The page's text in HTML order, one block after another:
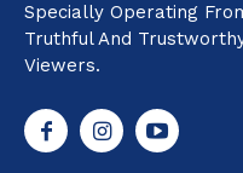
Specially Operating
Truthful And
Viewers.